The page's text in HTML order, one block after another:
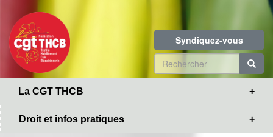
contenu
principal
Syndiquez-vous
Formulaire
de
La CGT THCB
Droit et infos pratiques